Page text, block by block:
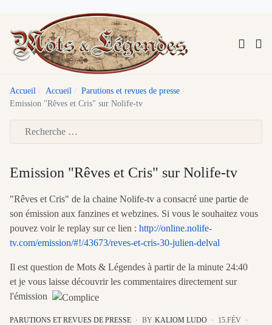
Accueil Accueil
Parutions et revues de presse
Emission "Rêves et Cris" sur Nolife-tv
Emission "Rêves et Cris" sur Nolife-tv
"Rêves et Cris" de la chaine Nolife-tv a consacré une partie de
son émission aux fanzines et webzines. Si vous le souhaitez vous
pouvez voir le replay sur ce lien : http://online.nolife-
tv.com/emission/#!/43673/reves-et-cris-30-julien-delval
Il est question de Mots & Légendes à partir de la minute 24:40
et je vous laisse découvrir les commentaires directement sur
l'émission
PARUTIONS ET REVUES DE PRESSE BY KALIOM LUDO
15.FÉV